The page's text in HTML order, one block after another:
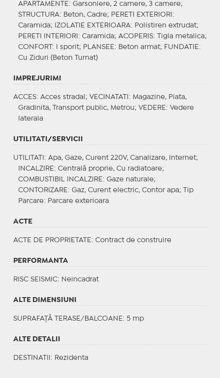
APARTAMENTE : Garsoniere, 2 camere, 3 camere;
STRUCTURA: Beton, Cadre; PERETI EXTERIORI :
Caramida;
IZOLATIE EXTERIOARA: Polistiren extrudat;
PERETI INTERIORI : Caramida; ACOPERIS: Tigla metalica;
CONFORT : I sporit; PLANSEE : Beton armat; FUNDATIE :
Cu Ziduri (Beton Turnat)
IMPREJURIMI
ACCES: Acces stradal; VECINATATI : Magazine, Piata,
Gradinita, Transport public, Metrou; VEDERE : Vedere
laterala
UTILITATI/SERVICII
UTILITATI : Apa, Gaze, Curent 220V, Canalizare, Internet;
INCALZIRE : Centrală proprie, Cu radiatoare;
COMBUSTIBIL INCALZIRE : Gaze naturale;
CONTORIZARE : Gaz, Curent electric, Contor apa;
Tip
Parcare: Parcare exterioara
ACTE
ACTE DE PROPRIETATE : Contract de construire
PERFORMANTA
RISC SEISMIC: Neincadrat
ALTE DIMENSIUNI
SUPRAFAȚĂ TERASE/BALCOANE: 5 mp
ALTE DETALII
DESTINATII : Rezidenta